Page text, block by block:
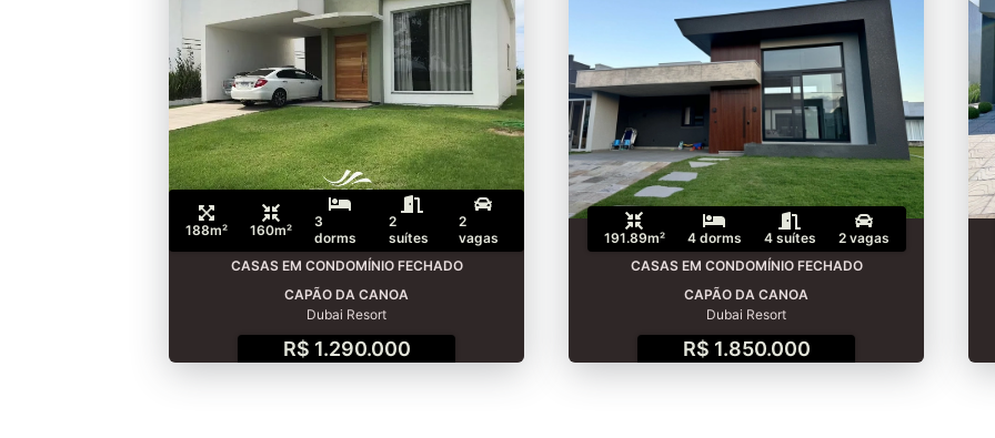
188m² 160m²
3
dorms
2
suítes
2
vagas
CASAS EM CONDOMÍNIO FECHADO
CAPÃO DA CANOA
Dubai Resort
R$ 1.290.000
191.89m² 4 dorms 4 suítes
2 vagas
CASAS EM CONDOMÍNIO FECHADO
CAPÃO DA CANOA
Dubai Resort
R$ 1.850.000